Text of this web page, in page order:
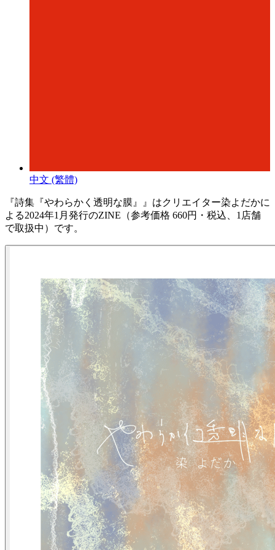
中文 (繁體)
『詩集『やわらかく透明な膜』』はクリエイター染よだかに
よる2024年1月発行のZINE（参考価格 660円・税込、1店舗
で取扱中）です。